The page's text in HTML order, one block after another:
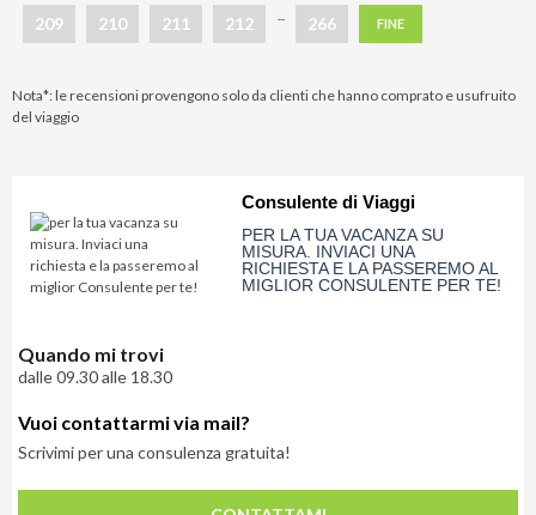
209 210 211 212 266 FINE
Nota*: le recensioni provengono solo da clienti che hanno comprato e usufruito
del viaggio
Consulente di Viaggi
PER LA TUA VACANZA SU
MISURA. INVIACI UNA
RICHIESTA E LA PASSEREMO AL
MIGLIOR CONSULENTE PER TE!
Quando mi trovi
dalle 09.30 alle 18.30
Vuoi contattarmi via mail?
Scrivimi per una consulenza gratuita!